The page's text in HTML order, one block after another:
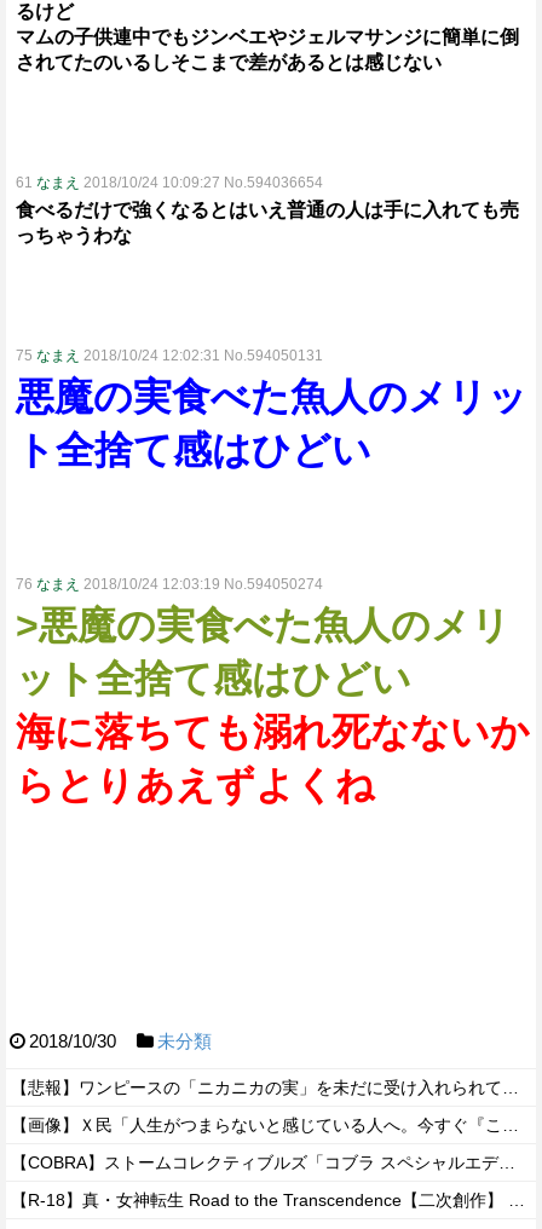
るけど
マムの子供連中でもジンベエやジェルマサンジに簡単に倒
されてたのいるしそこまで差があるとは感じない
61 なまえ 2018/10/24 10:09:27 No.594036654
食べるだけで強くなるとはいえ普通の人は手に入れても売
っちゃうわな
75 なまえ 2018/10/24 12:02:31 No.594050131
悪魔の実食べた魚人のメリッ
ト全捨て感はひどい
76 なまえ 2018/10/24 12:03:19 No.594050274
>悪魔の実食べた魚人のメリ
ット全捨て感はひどい
海に落ちても溺れ死なないか
らとりあえずよくね
2018/10/30 未分類
【COBRA】ストームコレクティブルズ「コブラ スペシャルエディション」アクションフィギュア【予約開始】